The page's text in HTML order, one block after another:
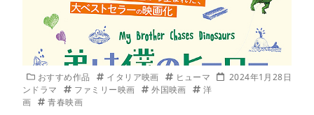
おすすめ作品 イタリア映画
ヒューマ
ンドラマ
ファミリー映画 外国映画
洋
画
青春映画
2024年1月28日